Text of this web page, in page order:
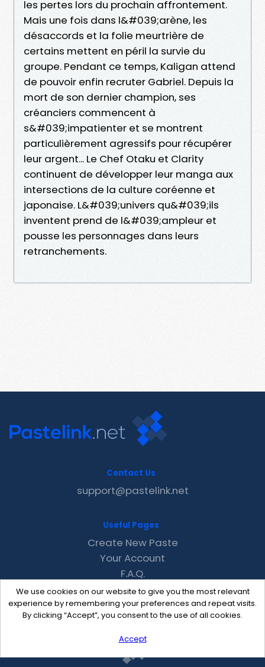
les pertes lors du prochain affrontement.
Mais une fois dans l&#039;arène, les
désaccords et la folie meurtrière de
certains mettent en péril la survie du
groupe. Pendant ce temps, Kaligan attend
de pouvoir enfin recruter Gabriel. Depuis la
mort de son dernier champion, ses
créanciers commencent à
s&#039;impatienter et se montrent
particulièrement agressifs pour récupérer
leur argent... Le Chef Otaku et Clarity
continuent de développer leur manga aux
intersections de la culture coréenne et
japonaise. L&#039;univers qu&#039;ils
inventent prend de l&#039;ampleur et
pousse les personnages dans leurs
retranchements.
We use cookies on our website to give you the most relevant
experience by remembering your preferences and repeat visits.
By clicking “Accept”, you consent to the use of all cookies.
Accept
Contact Us
support@pastelink.net
Useful Pages
Create New Paste
Your Account
F.A.Q.
Recent
Contact